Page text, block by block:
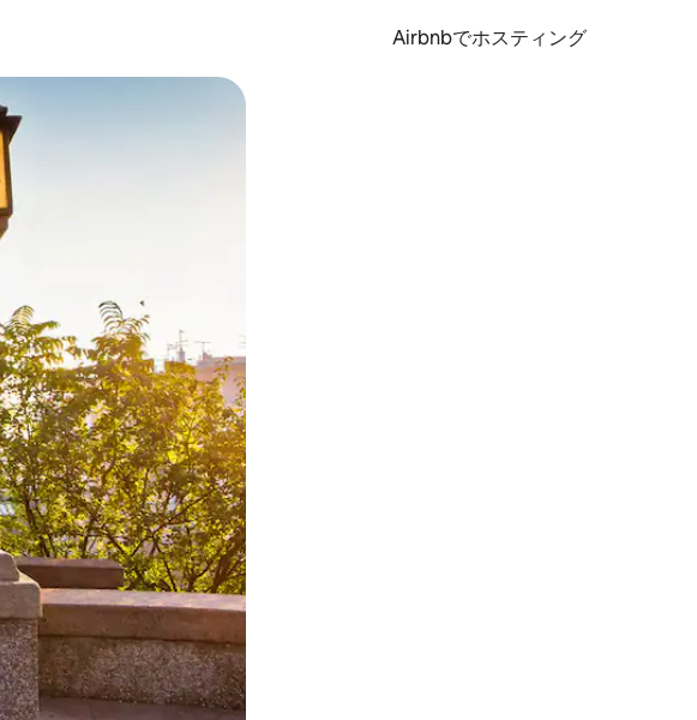
Airbnbでホスティング
果を確認することができます。